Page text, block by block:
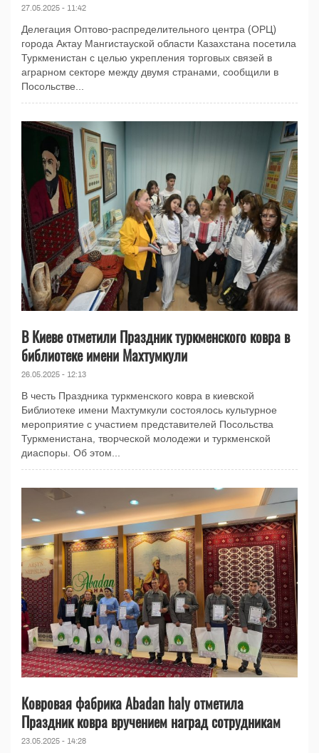
27.05.2025 - 11:42
Делегация Оптово-распределительного центра (ОРЦ)
города Актау Мангистауской области Казахстана посетила
Туркменистан с целью укрепления торговых связей в
аграрном секторе между двумя странами, сообщили в
Посольстве...
В Киеве отметили Праздник туркменского ковра в
библиотеке имени Махтумкули
26.05.2025 - 12:13
В честь Праздника туркменского ковра в киевской
Библиотеке имени Махтумкули состоялось культурное
мероприятие с участием представителей Посольства
Туркменистана, творческой молодежи и туркменской
диаспоры. Об этом...
Ковровая фабрика Abadan haly отметила
Праздник ковра вручением наград сотрудникам
23.05.2025 - 14:28